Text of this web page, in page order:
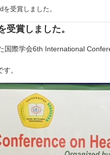
受賞しました。
賞しました。
際学会6th International
。